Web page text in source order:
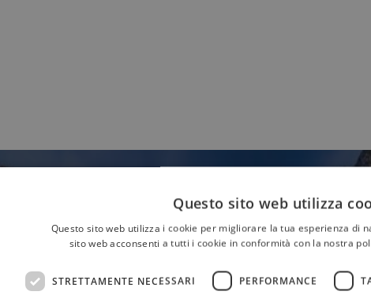
Questo sito web utilizza
Questo sito web utilizza i cookie per migliorare la tua esperienza di
sito web acconsenti a tutti i cookie in conformità con la nostra
STRETTAMENTE NECESSARI PERFORMANCE